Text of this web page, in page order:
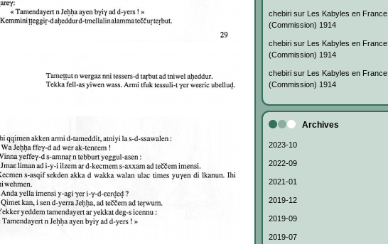
chebirisur Les Kabyles en France
(Commission) 1914
chebirisur Les Kabyles en France
(Commission) 1914
chebirisur Les Kabyles en France
(Commission) 1914
Archives
2023-10
2022-09
2021-01
2019-12
2019-09
2019-07